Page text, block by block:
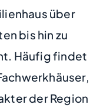
über
bis hin zu
Häufig findet
der Region